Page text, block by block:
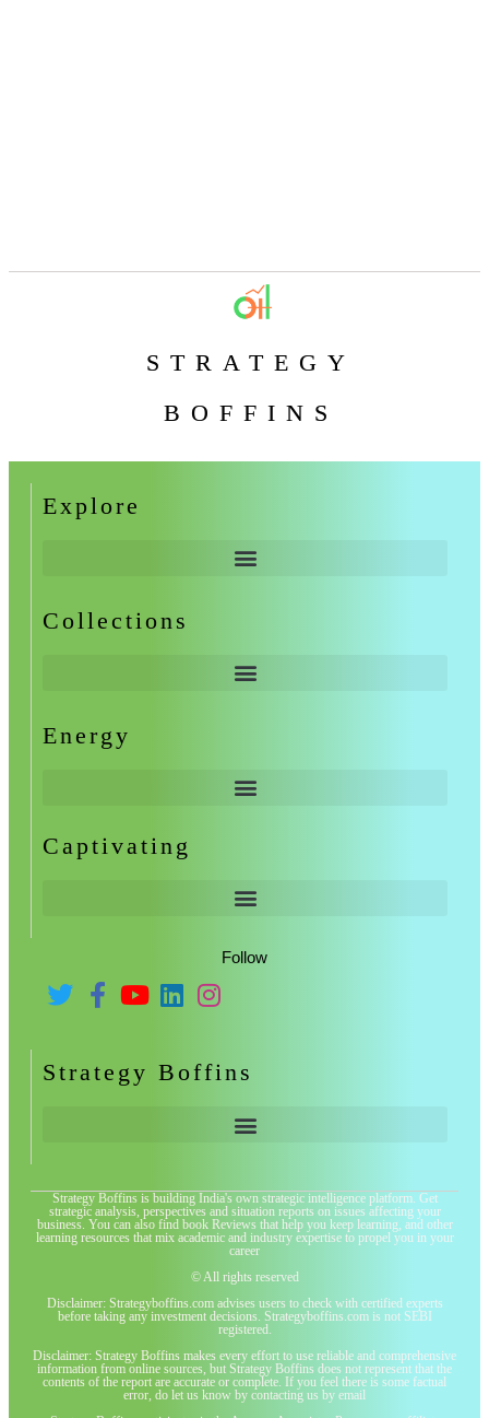
STRATEGY
BOFFINS
Explore
Collections
Energy
Captivating
Follow
Strategy Boffins
Strategy Boffins is building India's own strategic intelligence platform. Get
strategic analysis, perspectives and situation reports on issues affecting your
business. You can also find book Reviews that help you keep learning, and other
learning resources that mix academic and industry expertise to propel you in your
career
© All rights reserved
Disclaimer: Strategyboffins.com advises users to check with certified experts
before taking any investment decisions. Strategyboffins.com is not SEBI
registered.
Disclaimer: Strategy Boffins makes every effort to use reliable and comprehensive
information from online sources, but Strategy Boffins does not represent that the
contents of the report are accurate or complete. If you feel there is some factual
error, do let us know by contacting us by email